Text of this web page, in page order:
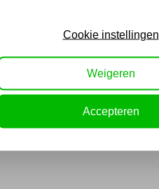
Cookie instellingen
Weigeren
Accepteren